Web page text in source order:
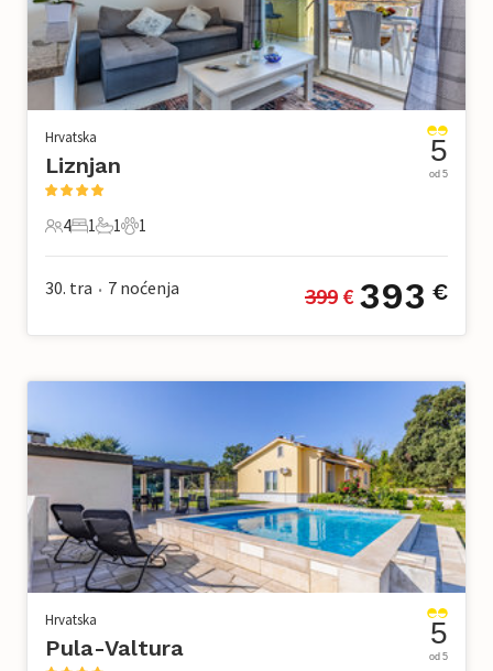
Hrvatska
Liznjan
4 Gosti
4
1 Spavaća soba
1
1 Kupaonica
1
1 Kućni ljubimac
1
5
od 5
30. tra • 7 noćenja 399 € 393 €
Hrvatska
Pula-Valtura 5
od 5